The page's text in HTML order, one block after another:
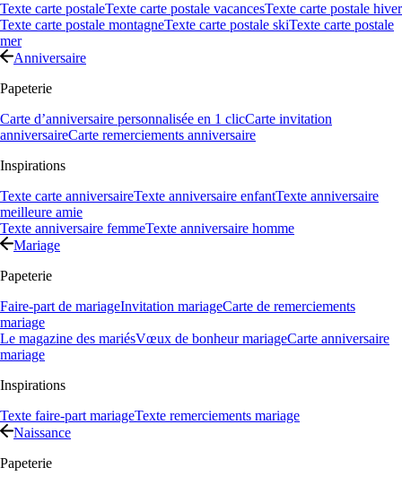
Texte carte postaleTexte carte postale vacancesTexte carte postale hiver
Texte carte postale montagneTexte carte postale skiTexte carte postale
mer
Anniversaire
Papeterie
Carte d’anniversaire personnalisée en 1 clicCarte invitation
anniversaireCarte remerciements anniversaire
Inspirations
Texte carte anniversaireTexte anniversaire enfantTexte anniversaire
meilleure amie
Texte anniversaire femmeTexte anniversaire homme
Mariage
Papeterie
Faire-part de mariageInvitation mariageCarte de remerciements
mariage
Le magazine des mariésVœux de bonheur mariageCarte anniversaire
mariage
Inspirations
Texte faire-part mariageTexte remerciements mariage
Naissance
Papeterie